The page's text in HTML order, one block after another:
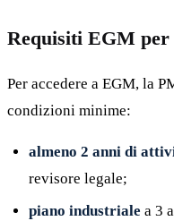
Requisiti EGM
Per accedere a EGM, la
condizioni minime:
almeno 2 anni di
revisore legale;
piano industriale a 3